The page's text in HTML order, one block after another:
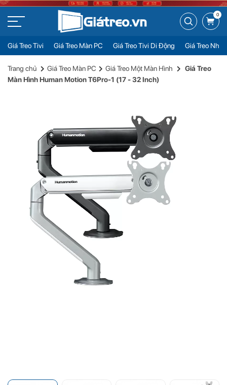
0
Giá Treo Tivi Giá Treo Màn PC Giá Treo Tivi Di Động
Giá Treo
899.000đ
Đặt mua
Trang chủ Giá Treo Màn PC Giá Treo Một Màn Hình
Giá Treo
Màn Hình Human Motion T6Pro-1 (17 - 32 Inch)